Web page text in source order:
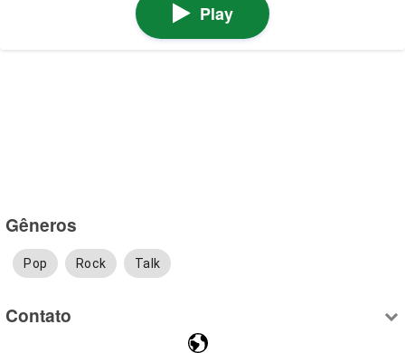
Play
Gêneros
Pop Rock Talk
Contato